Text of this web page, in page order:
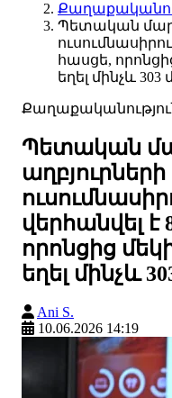
Պետական
հասցե,
եղել մինչև
Պետական
աղբյուրների
վերհանվել է
որոնցից
եղել մինչև
Ani S.
10.06.2026 14:19